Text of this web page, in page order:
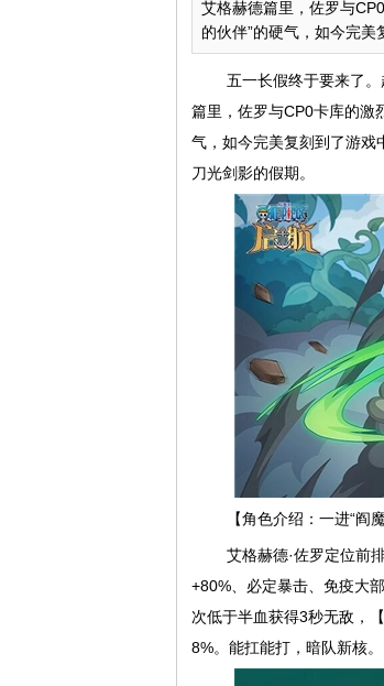
艾格赫德篇里，佐罗与
的伙伴”的硬气，如今完
五一长假终于要来了
篇里，佐罗与CP0卡库的激
气，如今完美复刻到了游
刀光剑影的假期。
【角色介绍：一进“阎
艾格赫德·佐罗定位前
+80%、必定暴击、免疫大
次低于半血获得3秒无敌，
8%。能扛能打，暗队新核。